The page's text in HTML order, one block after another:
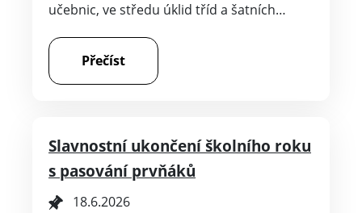
učebnic, ve středu úklid tříd a šatních…
Přečíst
Slavnostní ukončení školního roku
s pasování prvňáků
18.6.2026